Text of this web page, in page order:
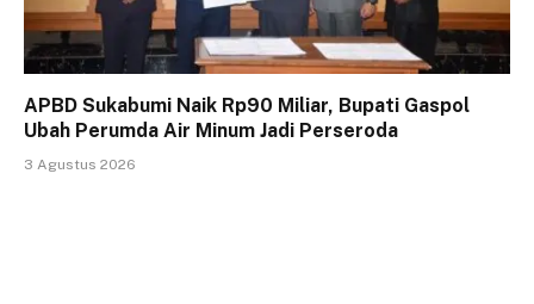
APBD Sukabumi Naik Rp90 Miliar, Bupati Gaspol
Ubah Perumda Air Minum Jadi Perseroda
3 Agustus 2026